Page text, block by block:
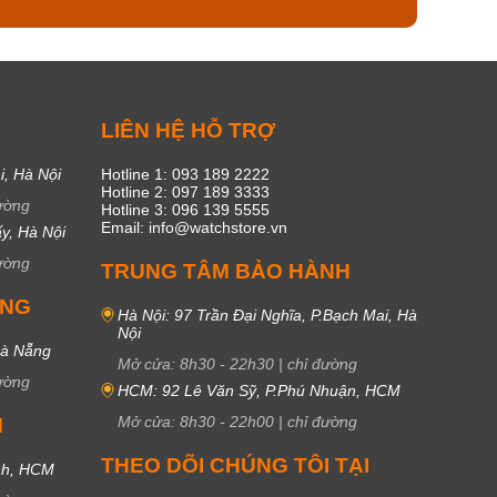
Hà Nội
Hà Nội
Nẵng
HCM
LIÊN HỆ HỖ TRỢ
Hotline 1: 093 189 2222
Hotline 2: 097 189 3333
Hotline 3: 096 139 5555
Email: info@watchstore.vn
TRUNG TÂM BẢO HÀNH
Hà Nội: 97 Trần Đại Nghĩa, P.Bạch Mai, Hà
Nội
Mở cửa: 8h30 - 22h30 | chỉ đường
HCM: 92 Lê Văn Sỹ, P.Phú Nhuận, HCM
Mở cửa: 8h30 - 22h00 | chỉ đường
THEO DÕI CHÚNG TÔI TẠI